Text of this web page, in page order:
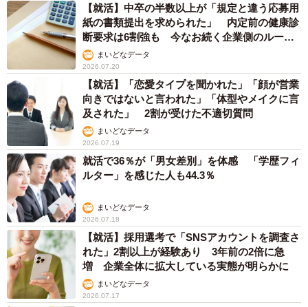
【就活】中卒の半数以上が「規定と違う応募用
紙の書類提出を求められた」 内定前の健康診
断要求は6割強も 今なお続く企業側のルール
外対応まいどなデータ
2026.07.20
【就活】「恋愛タイプを聞かれた」「顔が営業
向きではないと言われた」「体型やメイクに言
及された」 2割が受けた不適切質問
まいどなデータ
2026.07.19
就活で36％が「男女差別」を体感 「学歴フィ
ルター」を感じた人も44.3％
まいどなデータ
2026.07.18
【就活】採用選考で「SNSアカウントを調査さ
れた」2割以上が経験あり 3年前の2倍に急
増 企業全体に拡大している実態が明らかに
まいどなデータ
2026.07.17